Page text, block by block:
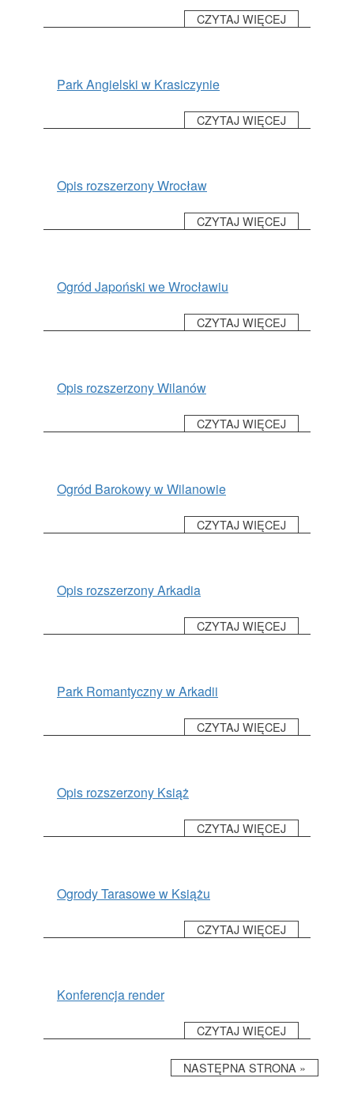
CZYTAJ WIĘCEJ
Park Angielski w Krasiczynie
CZYTAJ WIĘCEJ
Opis rozszerzony Wrocław
CZYTAJ WIĘCEJ
Ogród Japoński we Wrocławiu
CZYTAJ WIĘCEJ
Opis rozszerzony Wilanów
CZYTAJ WIĘCEJ
Ogród Barokowy w Wilanowie
CZYTAJ WIĘCEJ
Opis rozszerzony Arkadia
CZYTAJ WIĘCEJ
Park Romantyczny w Arkadii
CZYTAJ WIĘCEJ
Opis rozszerzony Książ
CZYTAJ WIĘCEJ
Ogrody Tarasowe w Książu
CZYTAJ WIĘCEJ
Konferencja render
CZYTAJ WIĘCEJ
NASTĘPNA STRONA »